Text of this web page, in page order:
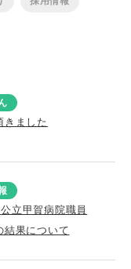
きました
立甲賀病院職員
結果について